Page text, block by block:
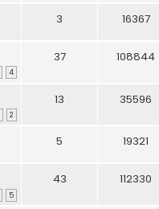
3 16367
4
37 108844
2
13 35596
5 19321
5
43 112330